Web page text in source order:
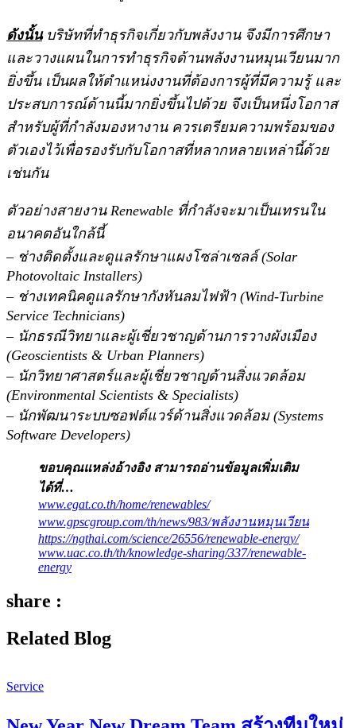
ดังนั้นบริษัทที่ทำธุรกิจเกี่ยวกับพลังงาน จึงมีการศึกษา
และวางแผนในการทำธุรกิจด้านพลังงานหมุนเวียนมาก
ยิ่งขึ้น เป็นผลให้ตำแหน่งงานที่ต้องการผู้ที่มีความรู้ และ
ประสบการณ์ด้านนี้มากยิ่งขึ้นไปด้วย จึงเป็นหนึ่งโอกาส
สำหรับผู้ที่กำลังมองหางาน ควรเตรียมความพร้อมของ
ตัวเองไว้เพื่อรองรับกับโอกาสที่หลากหลายเหล่านี้ด้วย
เช่นกัน
ตัวอย่างสายงาน Renewable ที่กำลังจะมาเป็นเทรนใน
อนาคตอันใกล้นี้
– ช่างติดตั้งและดูแลรักษาแผงโซล่าเซลล์ (Solar
Photovoltaic Installers)
– ช่างเทคนิคดูแลรักษากังหันลมไฟฟ้า (Wind-Turbine
Service Technicians)
– นักธรณีวิทยาและผู้เชี่ยวชาญด้านการวางผังเมือง
(Geoscientists & Urban Planners)
– นักวิทยาศาสตร์และผู้เชี่ยวชาญด้านสิ่งแวดล้อม
(Environmental Scientists & Specialists)
– นักพัฒนาระบบซอฟต์แวร์ด้านสิ่งแวดล้อม (Systems
Software Developers)
ขอบคุณแหล่งอ้างอิง สามารถอ่านข้อมูลเพิ่มเติม
ได้ที่…
www.egat.co.th/home/renewables/
www.gpscgroup.com/th/news/983/พลังงานหมุนเวียน
https://ngthai.com/science/26556/renewable-energy/
www.uac.co.th/th/knowledge-sharing/337/renewable-
energy
share :
Related Blog
Service